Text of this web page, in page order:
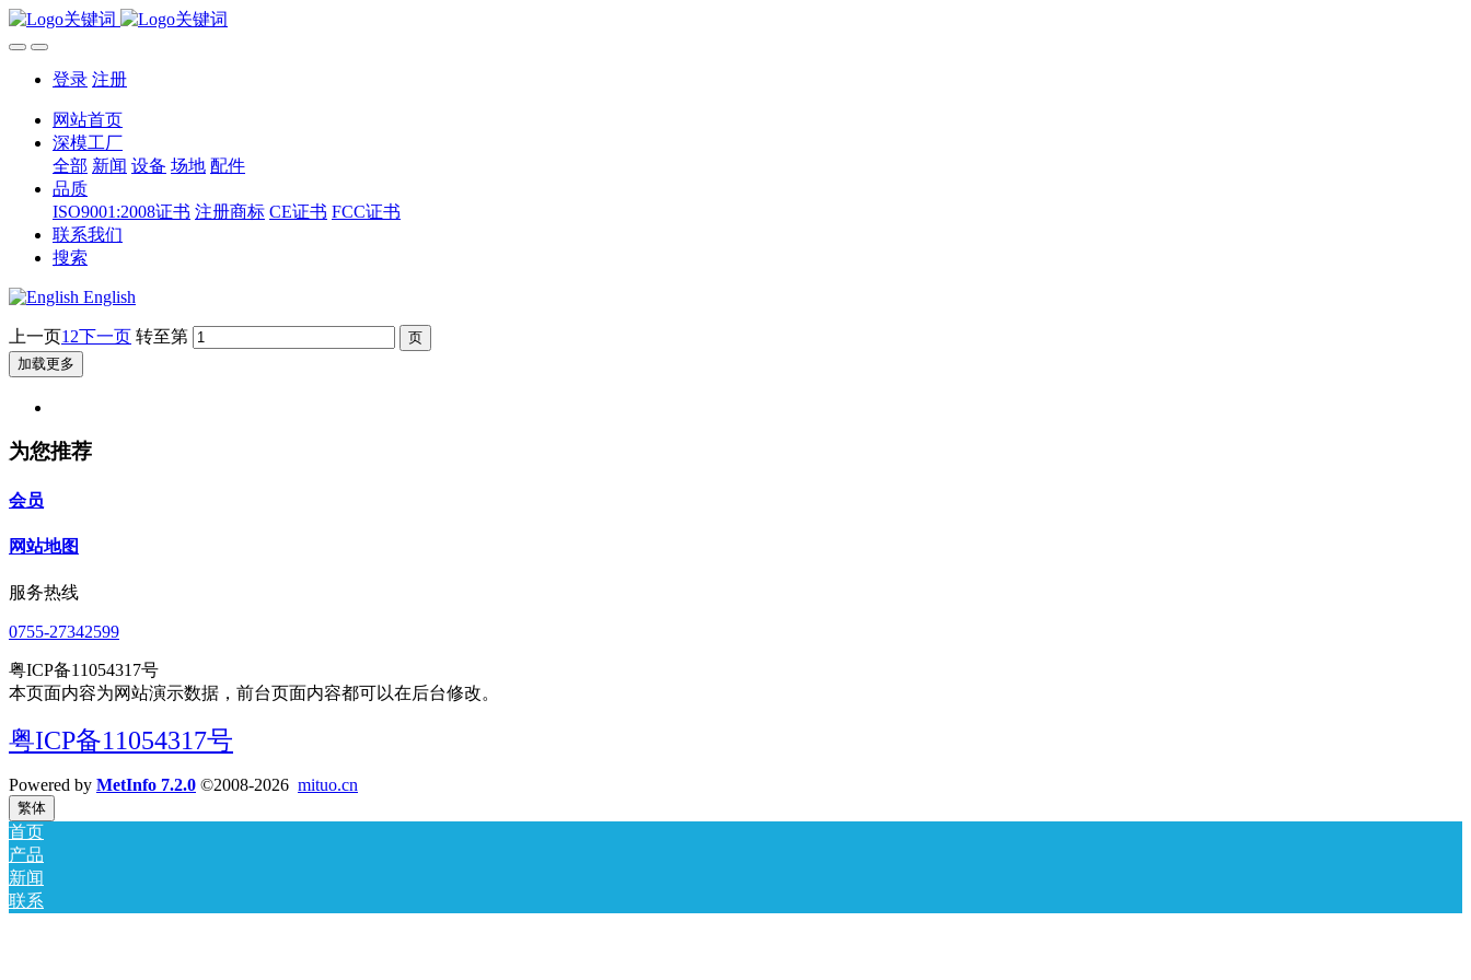
登录 注册
网站首页
深模工厂
全部 新闻 设备 场地 配件
品质
ISO9001:2008证书 注册商标 CE证书 FCC证书
联系我们
搜索
English
上一页1 2下一页 转至第
加载更多
为您推荐
会员
网站地图
服务热线
0755-27342599
粤ICP备11054317号
本页面内容为网站演示数据，前台页面内容都可以在后台修改。
粤ICP备11054317号
Powered by MetInfo 7.2.0 ©2008-2026 mituo.cn
繁体
首页
产品
新闻
联系